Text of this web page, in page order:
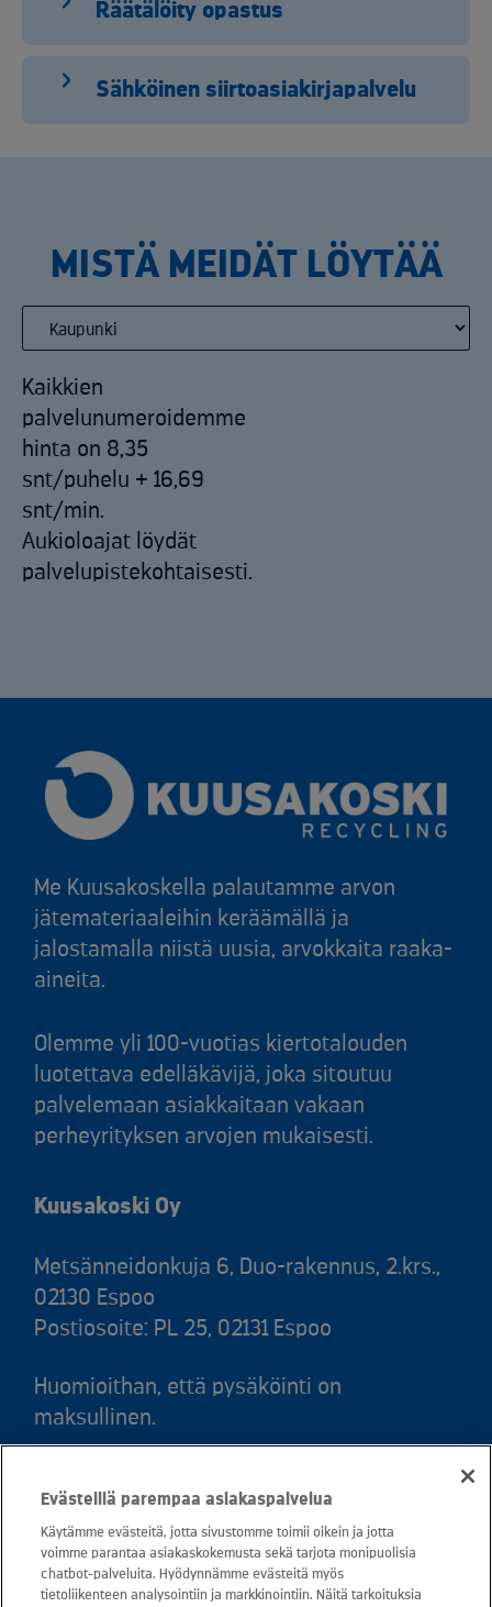
Räätälöity opastus
Sähköinen siirtoasiakirjapalvelu
MISTÄ MEIDÄT LÖYTÄÄ
Kaikkien
palvelunumeroidemme
hinta on 8,35
snt/puhelu + 16,69
snt/min.
Aukioloajat löydät
palvelupistekohtaisesti.
Me Kuusakoskella palautamme arvon
jätemateriaaleihin keräämällä ja
jalostamalla niistä uusia, arvokkaita raaka-
aineita.
Olemme yli 100-vuotias kiertotalouden
luotettava edelläkävijä, joka sitoutuu
palvelemaan asiakkaitaan vakaan
perheyrityksen arvojen mukaisesti.
Kuusakoski Oy
Metsänneidonkuja 6, Duo-rakennus, 2.krs.,
02130 Espoo
Postiosoite: PL 25, 02131 Espoo
Huomioithan, että pysäköinti on
maksullinen.
snt/puhelu + 16,69 snt/min)
Asiakaspalvelu: 0800 30880
avoinna arkisin ma - pe klo 8-16
Evästeillä parempaa asiakaspalvelua
Käytämme evästeitä, jotta sivustomme toimii oikein ja jotta
voimme parantaa asiakaskokemusta sekä tarjota monipuolisia
chatbot-palveluita. Hyödynnämme evästeitä myös
tietoliikenteen analysointiin ja markkinointiin. Näitä tarkoituksia